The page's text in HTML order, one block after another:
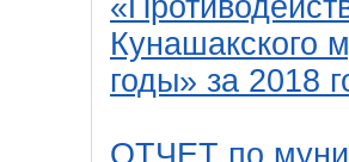
Кунашакского
годы» за 2018